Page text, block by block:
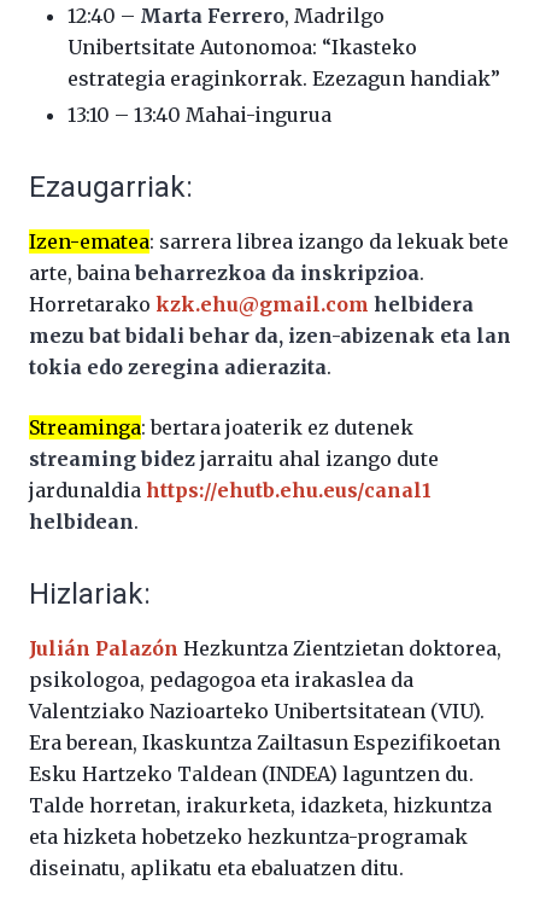
12:40 – Marta Ferrero, Madrilgo
Unibertsitate Autonomoa: “Ikasteko
estrategia eraginkorrak. Ezezagun handiak”
13:10 – 13:40 Mahai-ingurua
Ezaugarriak:
Izen-ematea: sarrera librea izango da lekuak bete
arte, bainabeharrezkoa da inskripzioa.
Horretarako kzk.ehu@gmail.com helbidera
mezu bat bidali behar da, izen-abizenak eta lan
tokia edo zeregina adierazita.
Streaminga: bertara joaterik ez dutenek
streaming bidez jarraitu ahal izango dute
jardunaldia https://ehutb.ehu.eus/canal1
helbidean.
Hizlariak:
Julián Palazón Hezkuntza Zientzietan doktorea,
psikologoa, pedagogoa eta irakaslea da
Valentziako Nazioarteko Unibertsitatean (VIU).
Era berean, Ikaskuntza Zailtasun Espezifikoetan
Esku Hartzeko Taldean (INDEA) laguntzen du.
Talde horretan, irakurketa, idazketa, hizkuntza
eta hizketa hobetzeko hezkuntza-programak
diseinatu, aplikatu eta ebaluatzen ditu.